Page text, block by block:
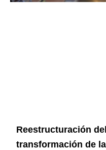
Reestructuración
transformación de